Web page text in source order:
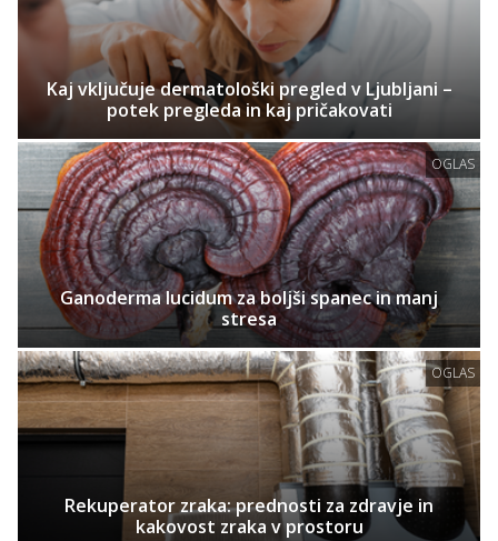
Kaj vključuje dermatološki pregled v Ljubljani –
potek pregleda in kaj pričakovati
OGLAS
Ganoderma lucidum za boljši spanec in manj
stresa
OGLAS
Rekuperator zraka: prednosti za zdravje in
kakovost zraka v prostoru